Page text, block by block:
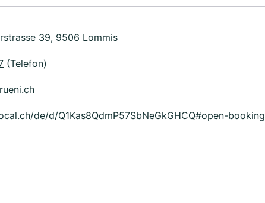
39, 9506 Lommis
(Telefon)
de/d/Q1Kas8QdmP57SbNeGkGHCQ#open-booking